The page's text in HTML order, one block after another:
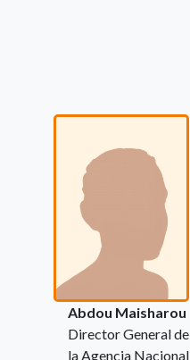
Abdou Maisharou
Director General de
la Agencia Nacional